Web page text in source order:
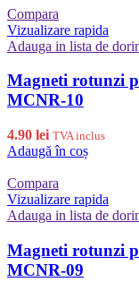
Compara
Vizualizare rapida
Adauga in lista de
Magneti rotunzi
MCNR-10
4.90 lei TVA inclus
Adaugă în coș
Compara
Vizualizare rapida
Adauga in lista de
Magneti rotunzi
MCNR-09